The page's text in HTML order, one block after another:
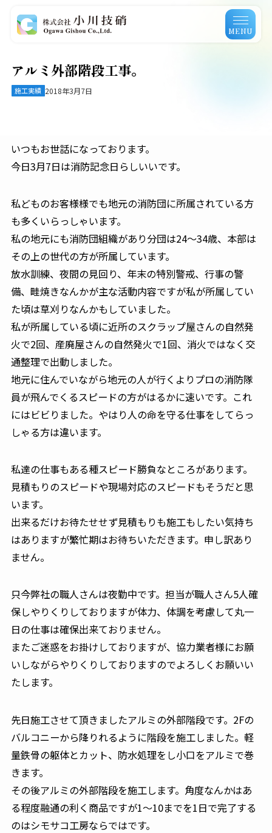
MENU
アルミ外部階段工事。
施工実績 2018年3月7日
いつもお世話になっております。
今日3月7日は消防記念日らしいいです。
私どものお客様様でも地元の消防団に所属されている方
も多くいらっしゃいます。
私の地元にも消防団組織があり分団は24～34歳、本部は
その上の世代の方が所属しています。
放水訓練、夜間の見回り、年末の特別警戒、行事の警
備、畦焼きなんかが主な活動内容ですが私が所属してい
た頃は草刈りなんかもしていました。
私が所属している頃に近所のスクラップ屋さんの自然発
火で2回、産廃屋さんの自然発火で1回、消火ではなく交
通整理で出動しました。
地元に住んでいながら地元の人が行くよりプロの消防隊
員が飛んでくるスピードの方がはるかに速いです。これ
にはビビりました。やはり人の命を守る仕事をしてらっ
しゃる方は違います。
私達の仕事もある種スピード勝負なところがあります。
見積もりのスピードや現場対応のスピードもそうだと思
います。
出来るだけお待たせせず見積もりも施工もしたい気持ち
はありますが繁忙期はお待ちいただきます。申し訳あり
ません。
只今弊社の職人さんは夜勤中です。担当が職人さん5人確
保しやりくりしておりますが体力、体調を考慮して丸一
日の仕事は確保出来ておりません。
またご迷惑をお掛けしておりますが、協力業者様にお願
いしながらやりくりしておりますのでよろしくお願いい
たします。
先日施工させて頂きましたアルミの外部階段です。2Fの
バルコニーから降りれるように階段を施工しました。軽
量鉄骨の躯体とカット、防水処理をし小口をアルミで巻
きます。
その後アルミの外部階段を施工します。角度なんかはあ
る程度融通の利く商品ですが1～10までを1日で完了する
のはシモサコ工房ならではです。